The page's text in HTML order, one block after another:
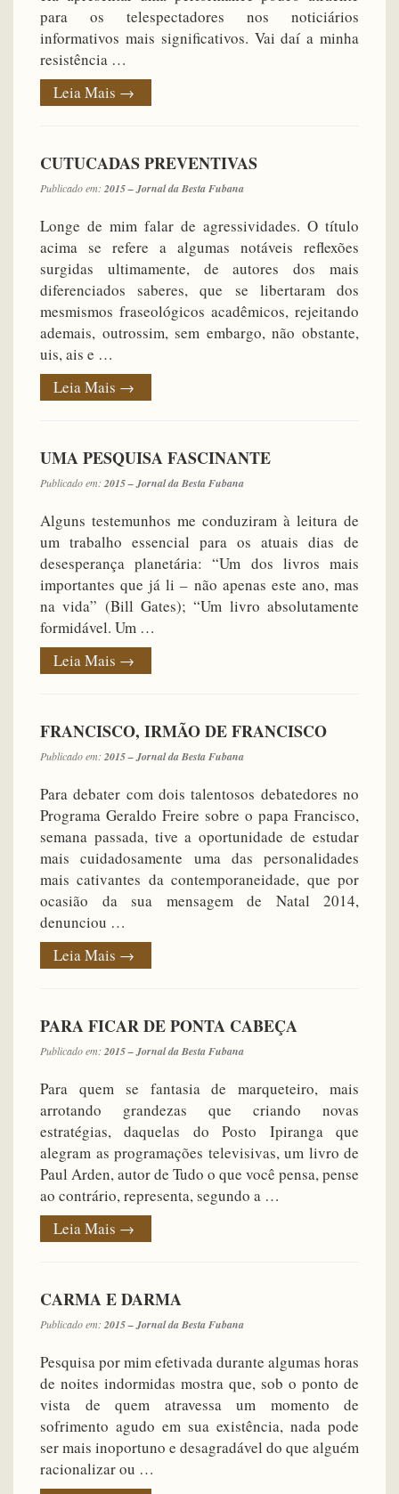
para os telespectadores nos noticiários
informativos mais significativos. Vai daí a minha
resistência …
Leia Mais →
CUTUCADAS PREVENTIVAS
Publicado em: 2015 – Jornal da Besta Fubana
Longe de mim falar de agressividades. O título
acima se refere a algumas notáveis reflexões
surgidas ultimamente, de autores dos mais
diferenciados saberes, que se libertaram dos
mesmismos fraseológicos acadêmicos, rejeitando
ademais, outrossim, sem embargo, não obstante,
uis, ais e …
Leia Mais →
UMA PESQUISA FASCINANTE
Publicado em: 2015 – Jornal da Besta Fubana
Alguns testemunhos me conduziram à leitura de
um trabalho essencial para os atuais dias de
desesperança planetária: “Um dos livros mais
importantes que já li – não apenas este ano, mas
na vida” (Bill Gates); “Um livro absolutamente
formidável. Um …
Leia Mais →
FRANCISCO, IRMÃO DE FRANCISCO
Publicado em: 2015 – Jornal da Besta Fubana
Para debater com dois talentosos debatedores no
Programa Geraldo Freire sobre o papa Francisco,
semana passada, tive a oportunidade de estudar
mais cuidadosamente uma das personalidades
mais cativantes da contemporaneidade, que por
ocasião da sua mensagem de Natal 2014,
denunciou …
Leia Mais →
PARA FICAR DE PONTA CABEÇA
Publicado em: 2015 – Jornal da Besta Fubana
Para quem se fantasia de marqueteiro, mais
arrotando grandezas que criando novas
estratégias, daquelas do Posto Ipiranga que
alegram as programações televisivas, um livro de
Paul Arden, autor de Tudo o que você pensa, pense
ao contrário, representa, segundo a …
Leia Mais →
CARMA E DARMA
Publicado em: 2015 – Jornal da Besta Fubana
Pesquisa por mim efetivada durante algumas horas
de noites indormidas mostra que, sob o ponto de
vista de quem atravessa um momento de
sofrimento agudo em sua existência, nada pode
ser mais inoportuno e desagradável do que alguém
racionalizar ou …